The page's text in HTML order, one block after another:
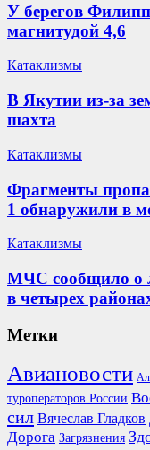
У берегов
магнитудой 4,6
Катаклизмы
В Якутии из-за
шахта
Катаклизмы
Фрагменты
1 обнаружили в
Катаклизмы
МЧС сообщило о
в четырех
Метки
Авиановости
туроператоров России
сил Вячеслав Гладков
Дорога Загрязнения